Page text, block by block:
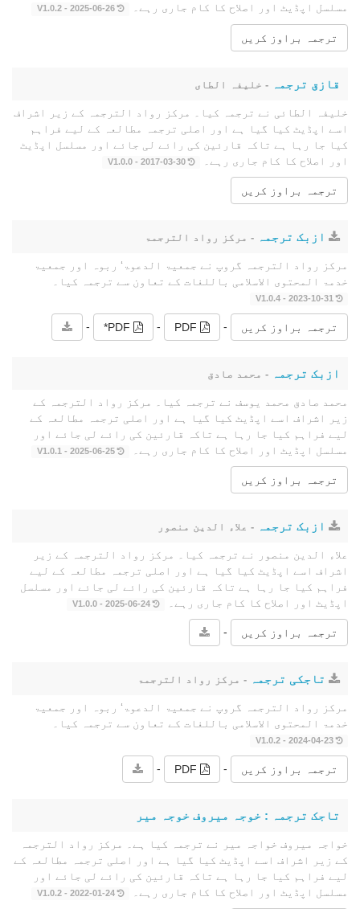
مسلسل اپڈیٹ اور اصلاح کا کام جاری رہے۔ 2025-06-26 - V1.0.2
ترجمہ براوز کریں
قازق ترجمہ - خلیفہ الطای
خلیفہ الطائی نے ترجمہ کیا۔ مرکز رواد الترجمہ کے زیر اشراف
اسے اپڈیٹ کیا گیا ہے اور اصلی ترجمہ مطالعہ کے لیے فراہم
کیا جا رہا ہے تاکہ قارئین کی رائے لی جائے اور مسلسل اپڈیٹ
اور اصلاح کا کام جاری رہے۔
2017-03-30 - V1.0.0
ترجمہ براوز کریں
ازبک ترجمہ - مرکز رواد الترجمۃ
مرکز رواد الترجمہ گروپ نے جمعیۃ الدعوۃ‘ ربوہ اور جمعیۃ
خدمۃ المحتوى الاسلامی باللغات کے تعاون سے ترجمہ کیا۔
2023-10-31 - V1.0.4
ترجمہ براوز کریں -
-
-
ازبک ترجمہ - محمد صادق
محمد صادق محمد یوسف نے ترجمہ کیا۔ مرکز رواد الترجمہ کے
زیر اشراف اسے اپڈیٹ کیا گیا ہے اور اصلی ترجمہ مطالعہ کے
لیے فراہم کیا جا رہا ہے تاکہ قارئین کی رائے لی جائے اور
مسلسل اپڈیٹ اور اصلاح کا کام جاری رہے۔
2025-06-25 - V1.0.1
ترجمہ براوز کریں
ازبک ترجمہ - علاء الدین منصور
علاء الدین منصور نے ترجمہ کیا۔ مرکز رواد الترجمہ کے زیر
اشراف اسے اپڈیٹ کیا گیا ہے اور اصلی ترجمہ مطالعہ کے لیے
فراہم کیا جا رہا ہے تاکہ قارئین کی رائے لی جائے اور مسلسل
اپڈیٹ اور اصلاح کا کام جاری رہے۔
2025-06-24 - V1.0.0
ترجمہ براوز کریں -
تاجکی ترجمہ - مرکز رواد الترجمۃ
مرکز رواد الترجمہ گروپ نے جمعیۃ الدعوۃ‘ ربوہ اور جمعیۃ
خدمۃ المحتوى الاسلامی باللغات کے تعاون سے ترجمہ کیا۔
2024-04-23 - V1.0.2
ترجمہ براوز کریں -
-
تاجک ترجمہ : خوجہ میروف خوجہ میر
خواجہ میروف خواجہ میر نے ترجمہ کیا ہے۔ مرکز رواد الترجمہ
کے زیر اشراف اسے اپڈیٹ کیا گیا ہے اور اصلی ترجمہ مطالعہ کے
لیے فراہم کیا جا رہا ہے تاکہ قارئین کی رائے لی جائے اور
مسلسل اپڈیٹ اور اصلاح کا کام جاری رہے۔
2022-01-24 - V1.0.2